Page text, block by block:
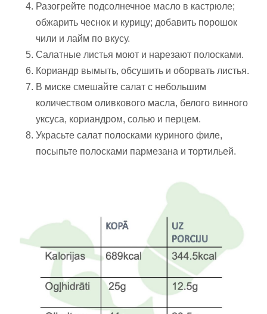
Разогрейте подсолнечное масло в кастрюле;
обжарить чеснок и курицу; добавить порошок
чили и лайм по вкусу.
Салатные листья моют и нарезают полосками.
Кориандр вымыть, обсушить и оборвать листья.
В миске смешайте салат с небольшим
количеством оливкового масла, белого винного
уксуса, кориандром, солью и перцем.
Украсьте салат полосками куриного филе,
посыпьте полосками пармезана и тортильей.